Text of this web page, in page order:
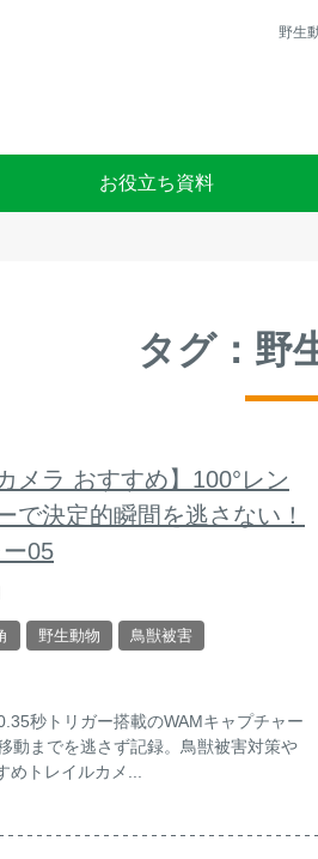
野生
お役立ち資料
タグ：野
メラ おすすめ】100°レン
で決定的瞬間を逃さない！
05
野生動物
鳥獣被害
秒トリガー搭載のWAMキャプチャー
動までを逃さず記録。鳥獣被害対策や
トレイルカメ...